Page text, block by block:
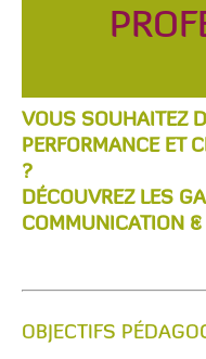
VOUS SOUHAITEZ
PERFORMANCE ET
?
DÉCOUVREZ LES
COMMUNICATION
OBJECTIFS